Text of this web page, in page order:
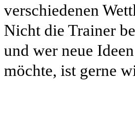
verschiedenen
Nicht die Trainer
und wer neue
möchte, ist gerne